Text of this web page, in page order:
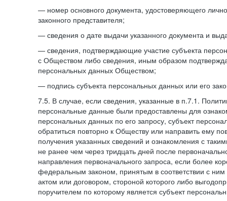
— номер основного документа, удостоверяющего
законного представителя;
— сведения о дате выдачи указанного документа и
— сведения, подтверждающие участие субъекта
с Обществом либо сведения, иным образом
персональных данных Обществом;
— подпись субъекта персональных данных или его
7.5. В случае, если сведения, указанные в п.7.1.
персональные данные были предоставлены для
персональных данных по его запросу, субъект
обратиться повторно к Обществу или направить ему
получения указанных сведений и ознакомления с
не ранее чем через тридцать дней после
направления первоначального запроса, если более
федеральным законом, принятым в соответствии с
актом или договором, стороной которого либо
поручителем по которому является субъект